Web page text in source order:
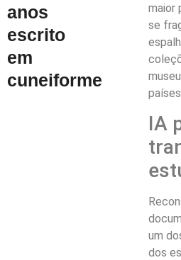
anos
escrito
em
cuneiforme
maior
se
países.
IA
um
dos